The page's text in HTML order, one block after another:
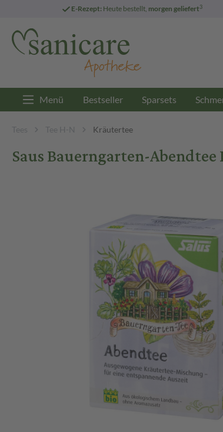
E-Rezept: Heute bestellt, morgen geliefert3
Menü Bestseller Sparsets
Tees Tee H-N Kräutertee
Saus Bauerngarten-